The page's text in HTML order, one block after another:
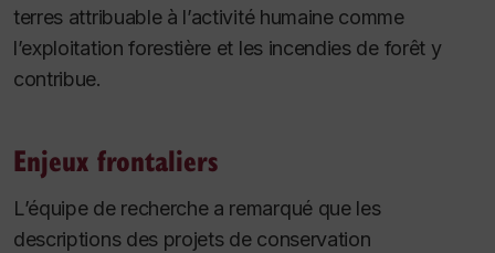
terres attribuable à l’activité humaine comme
l’exploitation forestière et les incendies de forêt y
contribue.
Enjeux frontaliers
L’équipe de recherche a remarqué que les
descriptions des projets de conservation